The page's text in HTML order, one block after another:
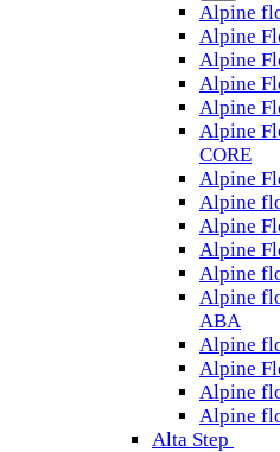
Alpine
Alpine
Alpine
Alpine
Alpine
Alpine
CORE
Alpine
Alpine
Alpine
Alpine
Alpine
Alpine
ABA
Alpine
Alpine
Alpine
Alpine
Alta Step